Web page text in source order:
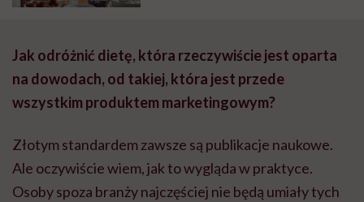
Jak odróżnić dietę, która rzeczywiście jest oparta
na dowodach, od takiej, która jest przede
wszystkim produktem marketingowym?
Złotym standardem zawsze są publikacje naukowe.
Ale oczywiście wiem, jak to wygląda w praktyce.
Osoby spoza branży najczęściej nie będą umiały tych